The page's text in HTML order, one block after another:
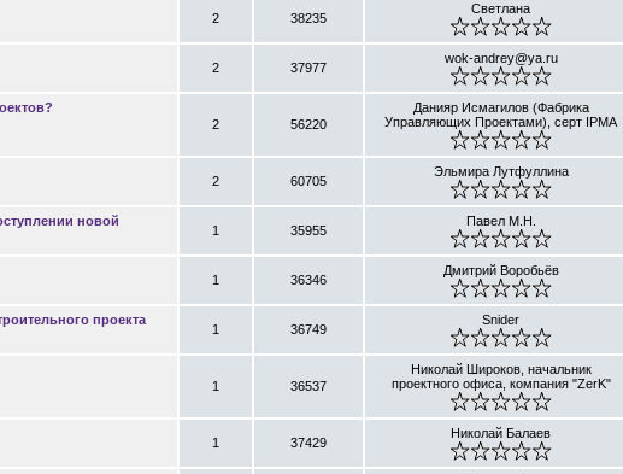
2 38235
Светлана
2 37977
wok-andrey@ya.ru
2
56220
Данияр Исмагилов (Фабрика
Управляющих Проектами), серт IPMA
2 60705
Эльмира Лутфуллина
новой
1 35955
Павел М.Н.
1 36346
Дмитрий Воробьёв
проекта
1 36749
Snider
1
36537
Николай Широков, начальник
проектного офиса, компания "ZerK"
1 37429
Николай Балаев